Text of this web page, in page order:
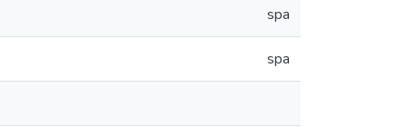
spa
spa